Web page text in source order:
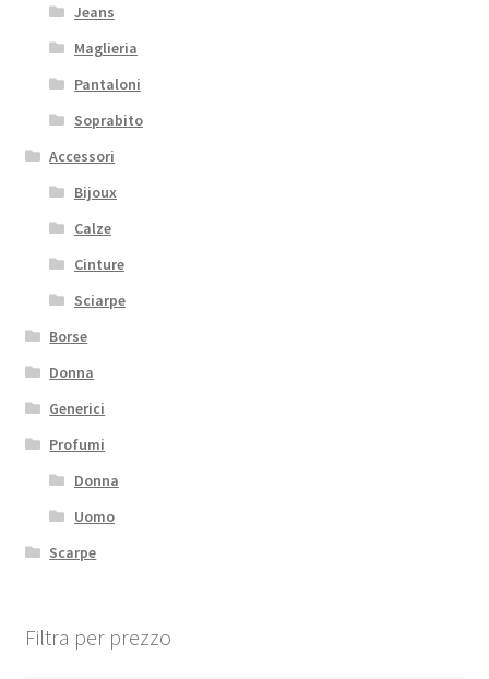
Jeans
Maglieria
Pantaloni
Soprabito
Accessori
Bijoux
Calze
Cinture
Sciarpe
Borse
Donna
Generici
Profumi
Donna
Uomo
Scarpe
Filtra per prezzo